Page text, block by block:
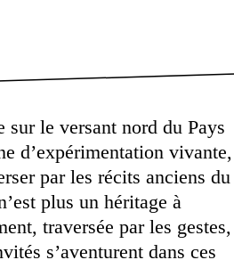
sur le versant nord du Pays
d’expérimentation vivante,
par les récits anciens du
plus un héritage à
traversée par les gestes,
s’aventurent dans ces